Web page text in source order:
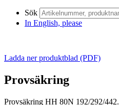
Sök
In English, please
Ladda ner produktblad (PDF)
Provsäkring
Provsäkring HH 80N 192/292/442.